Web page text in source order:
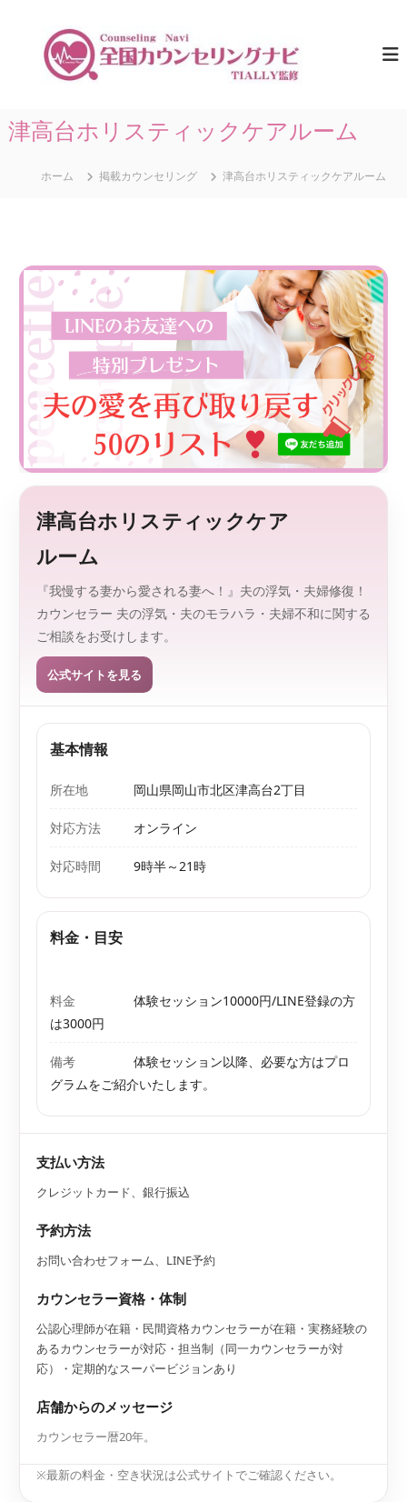
ス
キ
セ
ン
｜
T
I
A
L
L
Y
監
修
な
い
め
カ
ウ
ン
セ
リ
ン
グ
情
報
、
探
し
や
津高台ホリスティックケアルーム
ホーム 掲載カウンセリング 津高台ホリスティックケアルーム
津高台ホリスティックケア
ルーム
『我慢する妻から愛される妻へ！』夫の浮気・夫婦修復！
カウンセラー 夫の浮気・夫のモラハラ・夫婦不和に関する
ご相談をお受けします。
公式サイトを見る
基本情報
所在地 岡山県岡山市北区津高台2丁目
対応方法 オンライン
対応時間 9時半～21時
料金・目安
料金
体験セッション10000円/LINE登録の方
は3000円
備考
体験セッション以降、必要な方はプロ
グラムをご紹介いたします。
支払い方法
クレジットカード、銀行振込
予約方法
お問い合わせフォーム、LINE予約
カウンセラー資格・体制
公認心理師が在籍・民間資格カウンセラーが在籍・実務経験の
あるカウンセラーが対応・担当制（同一カウンセラーが対
応）・定期的なスーパービジョンあり
店舗からのメッセージ
カウンセラー暦20年。
※最新の料金・空き状況は公式サイトでご確認ください。